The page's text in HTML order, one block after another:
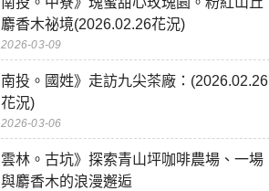
麝香木祕境(2026.02.26花況)
2026-03-09
南投。國姓》走訪九尖茶廠：(2026.02.26
花況)
2026-03-06
雲林。古坑》探索青山坪咖啡農場、一場
與麝香木的浪漫邂逅